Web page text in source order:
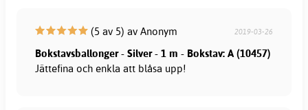
(5 av 5) av Anonym 2019-03-26
Bokstavsballonger - Silver - 1 m - Bokstav: A (10457)
Jättefina och enkla att blåsa upp!